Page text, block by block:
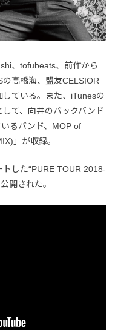
、tofubeats、前作から
高橋海、盟友CELSIOR
ている。また、iTunesの
て、向井のバックバンド
るバンド、MOP of
」が収録。
した“PURE TOUR 2018-
開された。